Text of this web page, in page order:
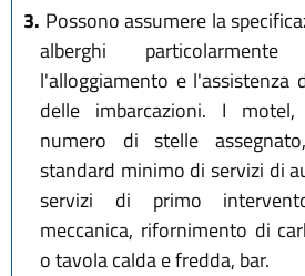
3. Possono assumere la
alberghi
l'alloggiamento e l'assistenza
delle imbarcazioni. I
numero di stelle
standard minimo di servizi di
servizi di primo
meccanica, rifornimento di
o tavola calda e fredda, bar.